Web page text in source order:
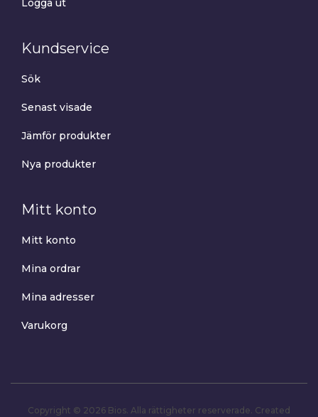
Logga ut
Kundservice
Sök
Senast visade
Jämför produkter
Nya produkter
Mitt konto
Mitt konto
Mina ordrar
Mina adresser
Varukorg
Copyright © 2026 Bios. Alla rättigheter reserverade. Created